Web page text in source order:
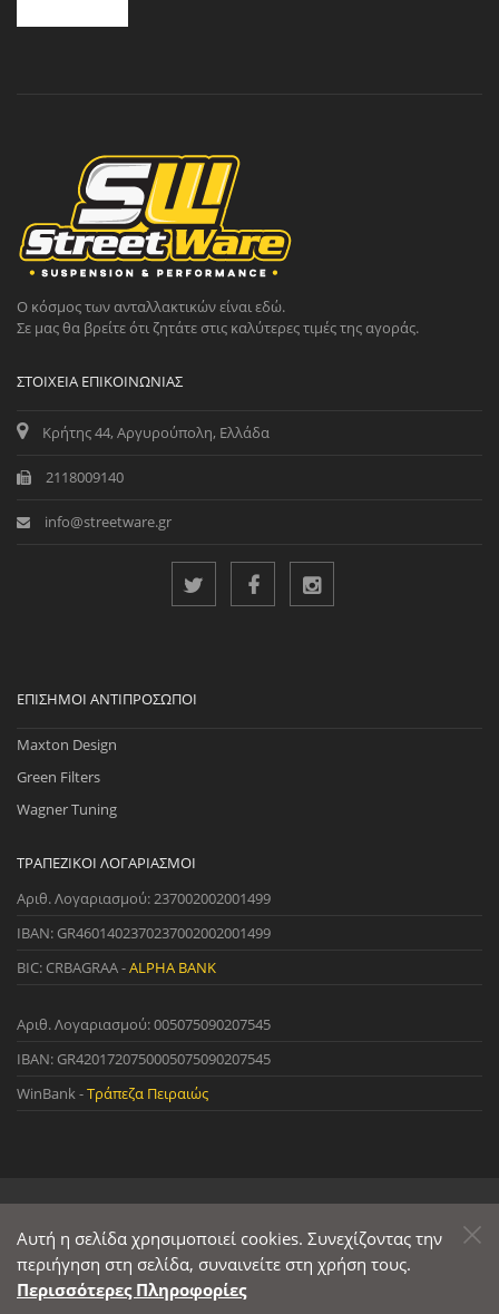
Ο κόσμος των ανταλλακτικών είναι εδώ.
Σε μας θα βρείτε ότι ζητάτε στις καλύτερες τιμές της αγοράς.
ΣΤΟΙΧΕΊΑ ΕΠΙΚΟΙΝΩΝΊΑΣ
Κρήτης 44, Αργυρούπολη, Ελλάδα
2118009140
info@streetware.gr
ΕΠΊΣΗΜΟΙ ΑΝΤΙΠΡΌΣΩΠΟΙ
Maxton Design
Green Filters
Wagner Tuning
ΤΡΑΠΕΖΙΚΟΊ ΛΟΓΑΡΙΑΣΜΟΊ
Αριθ. Λογαριασμού: 237002002001499
IBAN: GR4601402370237002002001499
BIC: CRBAGRAA -ALPHA BANK
Αριθ. Λογαριασμού: 005075090207545
IBAN: GR4201720750005075090207545
WinBank -Τράπεζα Πειραιώς
© 2022 StreetWare. All Rights Reserved. | Designed and Developedby
Primesoft&CodeCave
Αυτή η σελίδα χρησιμοποιεί cookies. Συνεχίζοντας την
περιήγηση στη σελίδα, συναινείτε στη χρήση τους.
Περισσότερες Πληροφορίες